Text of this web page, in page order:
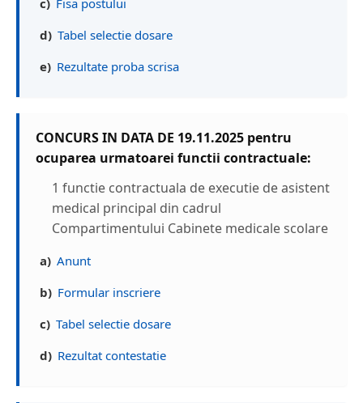
c) Fisa postului
d) Tabel selectie dosare
e) Rezultate proba scrisa
CONCURS IN DATA DE 19.11.2025 pentru
ocuparea urmatoarei functii contractuale:
1 functie contractuala de executie de asistent
medical principal din cadrul
Compartimentului Cabinete medicale scolare
a) Anunt
b) Formular inscriere
c) Tabel selectie dosare
d) Rezultat contestatie